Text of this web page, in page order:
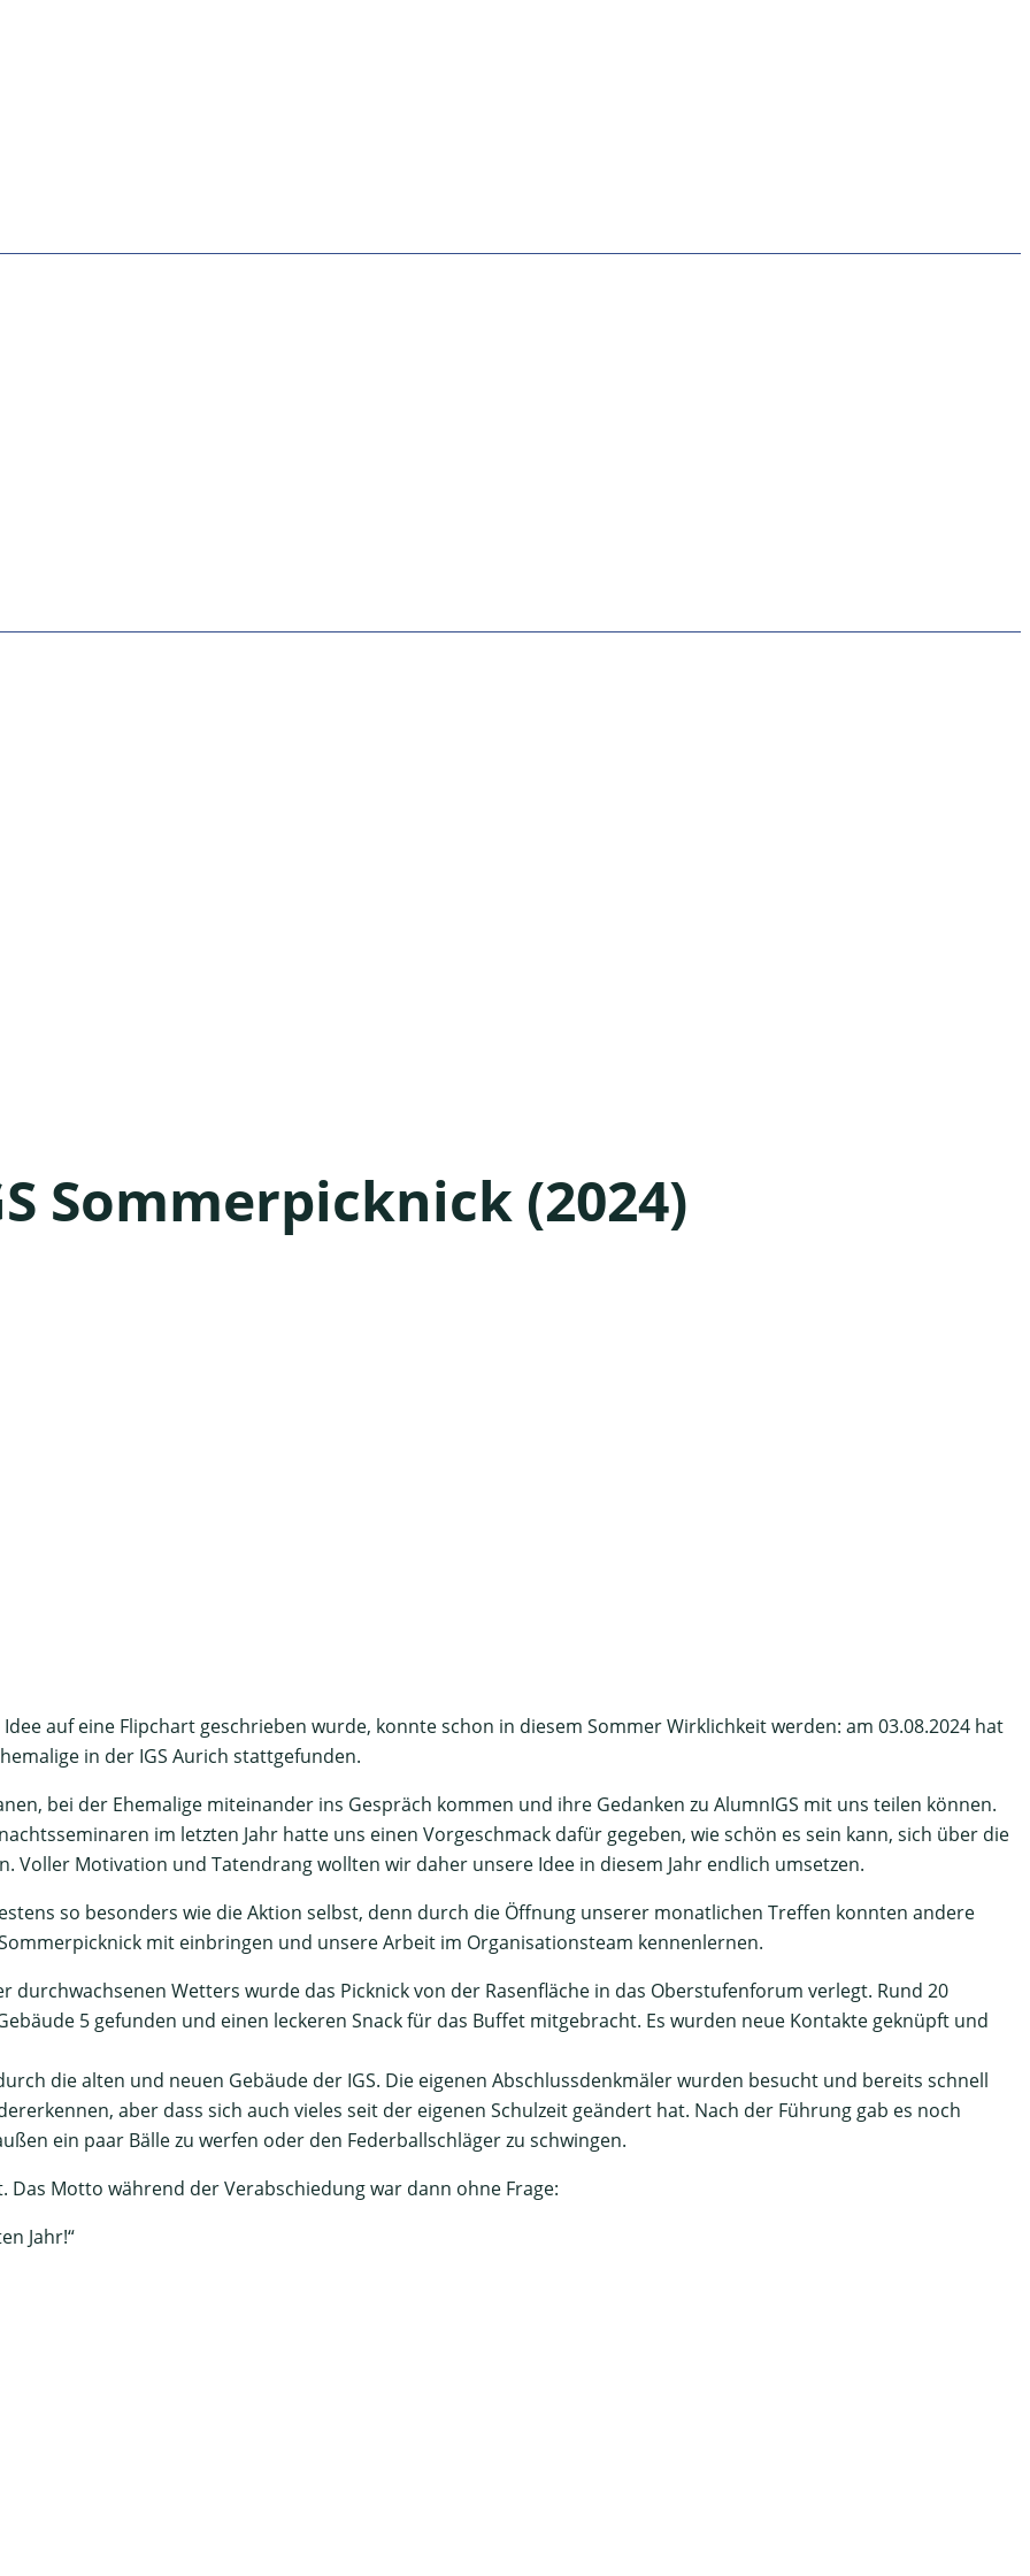
Sommerpicknick (2024)
auf eine Flipchart geschrieben wurde, konnte schon in diesem Sommer Wirklichkeit werden: am 03.08.2024 hat
in der IGS Aurich stattgefunden.
bei der Ehemalige miteinander ins Gespräch kommen und ihre Gedanken zu AlumnIGS mit uns teilen können.
im letzten Jahr hatte uns einen Vorgeschmack dafür gegeben, wie schön es sein kann, sich über die
Voller Motivation und Tatendrang wollten wir daher unsere Idee in diesem Jahr endlich umsetzen.
so besonders wie die Aktion selbst, denn durch die Öffnung unserer monatlichen Treffen konnten andere
mit einbringen und unsere Arbeit im Organisationsteam kennenlernen.
durchwachsenen Wetters wurde das Picknick von der Rasenfläche in das Oberstufenforum verlegt. Rund 20
5 gefunden und einen leckeren Snack für das Buffet mitgebracht. Es wurden neue Kontakte geknüpft und
die alten und neuen Gebäude der IGS. Die eigenen Abschlussdenkmäler wurden besucht und bereits schnell
aber dass sich auch vieles seit der eigenen Schulzeit geändert hat. Nach der Führung gab es noch
ein paar Bälle zu werfen oder den Federballschläger zu schwingen.
Motto während der Verabschiedung war dann ohne Frage:
Jahr!“